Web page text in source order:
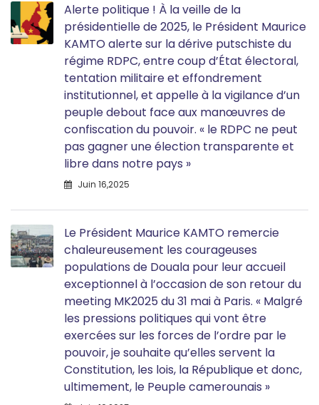
Alerte politique ! À la veille de la
présidentielle de 2025, le Président Maurice
KAMTO alerte sur la dérive putschiste du
régime RDPC, entre coup d’État électoral,
tentation militaire et effondrement
institutionnel, et appelle à la vigilance d’un
peuple debout face aux manœuvres de
confiscation du pouvoir. « le RDPC ne peut
pas gagner une élection transparente et
libre dans notre pays »
Juin 16,2025
Le Président Maurice KAMTO remercie
chaleureusement les courageuses
populations de Douala pour leur accueil
exceptionnel à l’occasion de son retour du
meeting MK2025 du 31 mai à Paris. « Malgré
les pressions politiques qui vont être
exercées sur les forces de l’ordre par le
pouvoir, je souhaite qu’elles servent la
Constitution, les lois, la République et donc,
ultimement, le Peuple camerounais »